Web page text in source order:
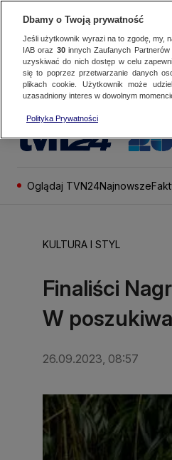
Oglądaj TVN24Najnowsze
KULTURA I STYL
Finaliści
W
26.09.2023, 08:57
Dbamy o Twoją prywatność
Jeśli użytkownik wyrazi na to zgodę, my,
IAB oraz 30innych Zaufanych
uzyskiwać do nich dostęp w celu
się to poprzez przetwarzanie danych
plikach cookie. Użytkownik może
uzasadniony interes w dowolnym
Polityka Prywatności